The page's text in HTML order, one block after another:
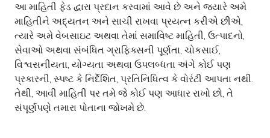
આ માહિતી ફેડ દ્વારા પ્રદાન કરવામાં આવે છે અને જ્યારે અમે
માહિતીને અદ્યતન અને સાચી રાખવા પ્રયત્ન કરીએ છીએ,
ત્યારે અમે વેબસાઇટ અથવા તેમાં સમાવિષ્ટ માહિતી, ઉત્પાદનો,
સેવાઓ અથવા સંબંધિત ગ્રાફિક્સની પૂર્ણતા, ચોકસાઈ,
વિશ્વસનીયતા, યોગ્યતા અથવા ઉપલબ્ધતા અંગે કોઈ પણ
પ્રકારની, સ્પષ્ટ કે નિર્દેશિત, પ્રતિનિધિત્વ કે વોરંટી આપતા નથી.
તેથી, આવી માહિતી પર તમે જે કોઈ પણ આધાર રાખો છો, તે
સંપૂર્ણપણે તમારા પોતાના જોખમે છે.